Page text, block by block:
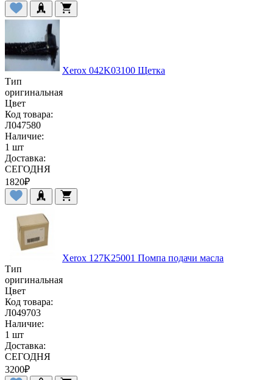
Xerox 042K03100 Щетка
Тип
оригинальная
Цвет
Код товара:
Л047580
Наличие:
1 шт
Доставка:
СЕГОДНЯ
1820₽
Xerox 127K25001 Помпа подачи масла
Тип
оригинальная
Цвет
Код товара:
Л049703
Наличие:
1 шт
Доставка:
СЕГОДНЯ
3200₽